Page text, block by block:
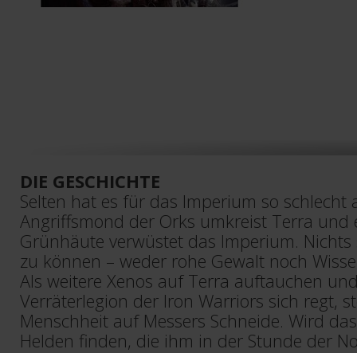
DIE GESCHICHTE
Selten hat es für das Imperium so schlecht
Angriffsmond der Orks umkreist Terra und
Grünhäute verwüstet das Imperium.
zu können – weder rohe Gewalt noch
Als weitere Xenos auf Terra auftauchen
Verräterlegion der Iron Warriors sich regt,
Menschheit auf Messers Schneide. Wird
Helden finden, die ihm in der Stunde der